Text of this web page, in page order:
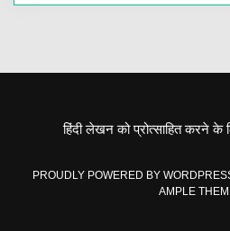
हिंदी लेखन को प्रोत्साहित करने के
PROUDLY POWERED BY
AMPLE